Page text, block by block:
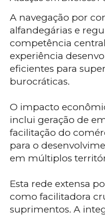
A navegação por
alfandegárias e
competência
experiência
eficientes para
burocráticas.
O impacto
inclui geração de
facilitação do
para o
em múltiplos
Esta rede extensa
como facilitadora
suprimentos. A